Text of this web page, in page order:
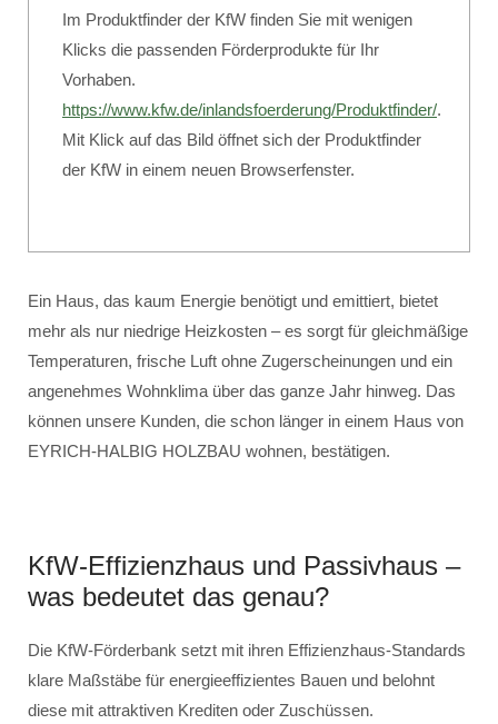
Im Produktfinder der KfW finden Sie mit wenigen
Klicks die passenden Förderprodukte für Ihr
Vorhaben.
https://www.kfw.de/inlandsfoerderung/Produktfinder/.
Mit Klick auf das Bild öffnet sich der Produktfinder
der KfW in einem neuen Browserfenster.
Ein Haus, das kaum Energie benötigt und emittiert, bietet
mehr als nur niedrige Heizkosten – es sorgt für gleichmäßige
Temperaturen, frische Luft ohne Zugerscheinungen und ein
angenehmes Wohnklima über das ganze Jahr hinweg. Das
können unsere Kunden, die schon länger in einem Haus von
EYRICH-HALBIG HOLZBAU wohnen, bestätigen.
KfW-Effizienzhaus und Passivhaus –
was bedeutet das genau?
Die KfW-Förderbank setzt mit ihren Effizienzhaus-Standards
klare Maßstäbe für energieeffizientes Bauen und belohnt
diese mit attraktiven Krediten oder Zuschüssen.